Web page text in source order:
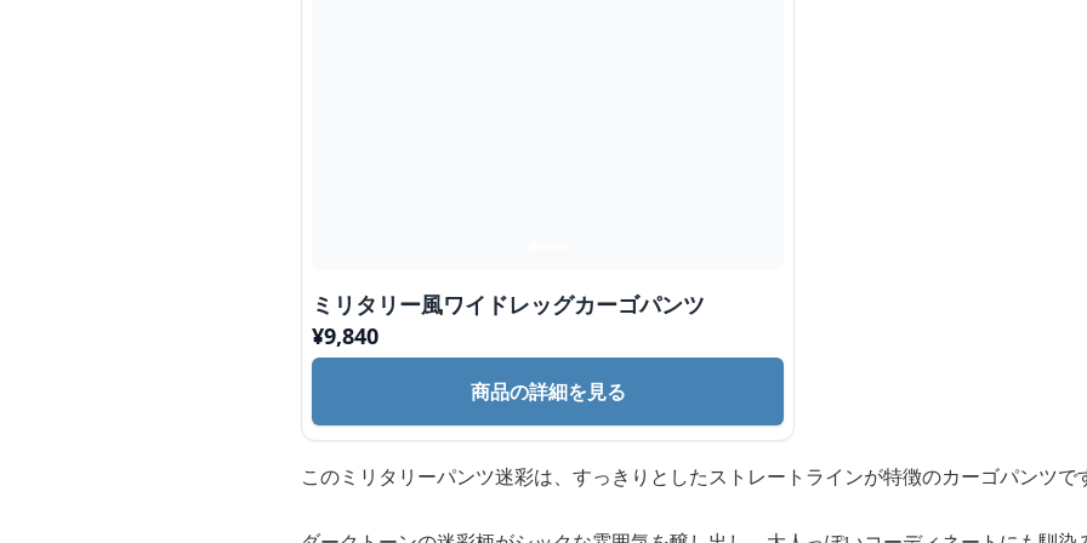
ミリタリー風ワイドレッグカーゴパンツ
¥9,840
商品の詳細を見る
このミリタリーパンツ迷彩は、すっきりとしたストレートラインが特徴のカーゴパンツで